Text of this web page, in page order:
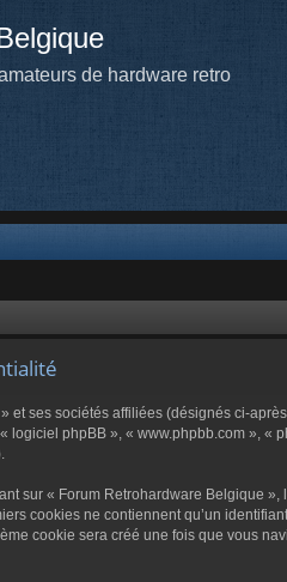
de hardware retro
ses sociétés affiliées (désignés ci-
phpBB », « www.phpbb.com »,
sur « Forum Retrohardware Belgique
cookies ne contiennent qu’un
cookie sera créé une fois que vous